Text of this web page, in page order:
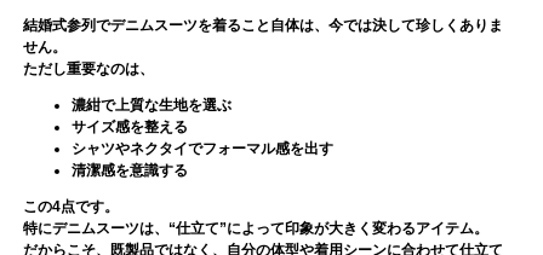
結婚式参列でデニムスーツを着ること自体は、今では決して珍しくありま
せん。
ただし重要なのは、
濃紺で上質な生地を選ぶ
サイズ感を整える
シャツやネクタイでフォーマル感を出す
清潔感を意識する
この4点です。
特にデニムスーツは、“仕立て”によって印象が大きく変わるアイテム。
だからこそ、既製品ではなく、自分の体型や着用シーンに合わせて仕立て